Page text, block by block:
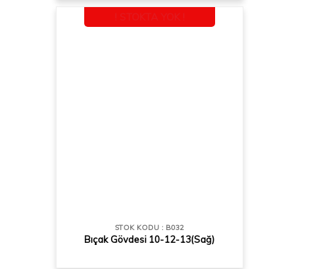
STOK KODU : B032
Bıçak Gövdesi 10-12-13(Sağ)